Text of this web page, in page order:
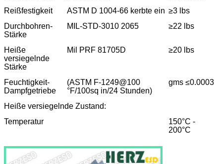
Reißfestigkeit
ASTM D 1004-66 kerbte ein ≥3 lbs
Durchbohren-
Stärke
MIL-STD-3010 2065 ≥22 lbs
Heiße
versiegelnde
Stärke
Mil PRF 81705D ≥20 lbs
Feuchtigkeit-
Dampfgetriebe
(ASTM F-1249@100
°F/100sq in/24 Stunden)
gms ≤0.0003
Heiße versiegelnde Zustand:
Temperatur
150°C -
200°C